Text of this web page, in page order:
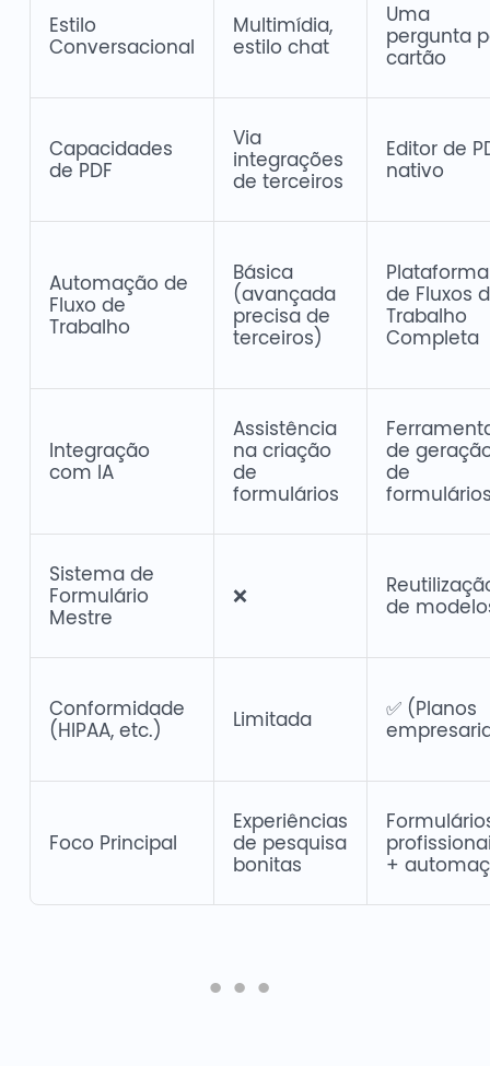
Estilo
Conversacional
Multimídia,
estilo chat
Uma
pergunta
cartão
Capacidades
de PDF
Via
integrações
de terceiros
Editor de
nativo
Automação de
Fluxo de
Trabalho
Básica
(avançada
precisa de
terceiros)
Plataforma
de Fluxos
Trabalho
Completa
Integração
com IA
Assistência
na criação
de
formulários
de
de
Sistema de
Formulário
Mestre
❌
de
Conformidade
(HIPAA, etc.)
Limitada
✅ (Planos
Foco Principal
Experiências
de pesquisa
bonitas
+